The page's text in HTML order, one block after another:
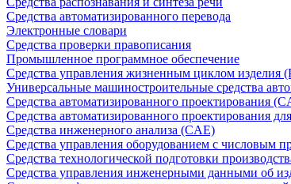
Средства автоматизированного перевода
Электронные словари
Средства проверки правописания
Промышленное программное обеспечение
Средства управления жизненным циклом изделия
Универсальные машиностроительные средства
Средства автоматизированного проектирования
Средства автоматизированного проектирования
Средства инженерного анализа (CAE)
Средства управления оборудованием с числовым
Средства технологической подготовки
Средства управления инженерными данными об